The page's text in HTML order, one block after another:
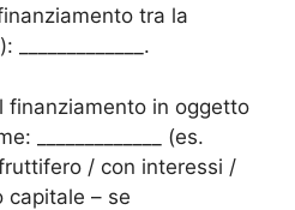
tra la
finanziamento in oggetto
_____________ (es.
/ con interessi /
capitale – se